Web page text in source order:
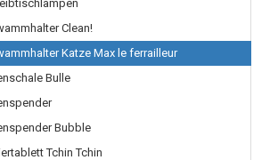
Clean!
Katze Max le ferrailleur
Bulle
Bubble
Tchin Tchin